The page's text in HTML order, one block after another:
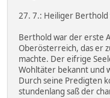
27. 7.: Heiliger Berthold
Berthold war der erste
Oberösterreich, das er
machte. Der eifrige
Wohltäter bekannt und
Durch seine Predigten
stundenlang saß der